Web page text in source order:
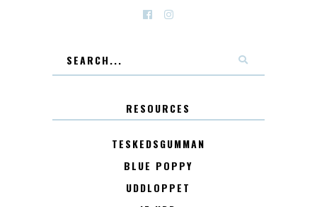
RESOURCES
TESKEDSGUMMAN
BLUE POPPY
UDDLOPPET